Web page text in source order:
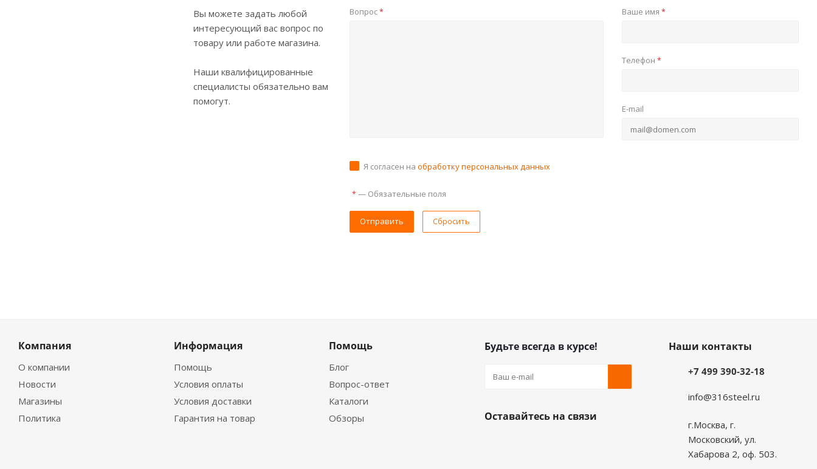
Вы можете задать любой
интересующий вас вопрос по
товару или работе магазина.
Наши квалифицированные
специалисты обязательно вам
помогут.
Вопрос* Ваше имя*
Телефон*
E-mail
Я согласен на обработку персональных данных
* — Обязательные поля
Сбросить
Компания
О компании
Новости
Магазины
Политика
Информация
Помощь
Условия оплаты
Условия доставки
Гарантия на товар
Помощь
Блог
Вопрос-ответ
Каталоги
Обзоры
Будьте всегда в курсе!
Оставайтесь на связи
Наши контакты
+7 499 390-32-18
info@316steel.ru
г.Москва, г.
Московский, ул.
Хабарова 2, оф. 503.